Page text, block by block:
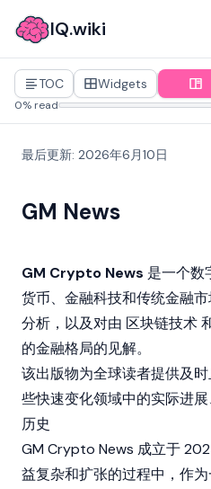
IQ.wiki
TOC Widgets
0% read
最后更新: 2026年6月10日
GM News
GM Crypto News 是一个数
货币、金融科技和传统金融
分析，以及对由 区块链技术
的金融格局的见解。
该出版物为全球读者提供及
些快速变化领域中的实际进展
历史
GM Crypto News 成立于
益复杂和扩张的过程中，作